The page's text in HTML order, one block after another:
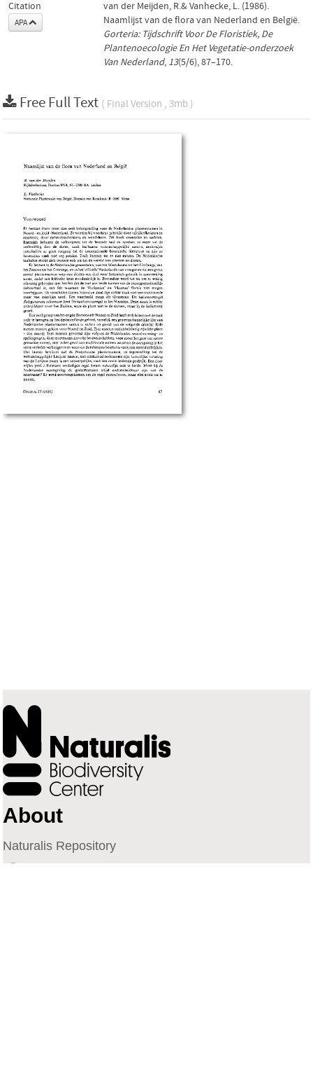
Citation
APA
van der Meijden, R.& Vanhecke, L. (1986).
Naamlijst van de flora van Nederland en België.
Gorteria: Tijdschrift Voor De Floristiek, De
Plantenoecologie En Het Vegetatie-onderzoek
Van Nederland, 13(5/6), 87–170.
Free Full Text ( Final Version , 3mb )
About
Naturalis Repository